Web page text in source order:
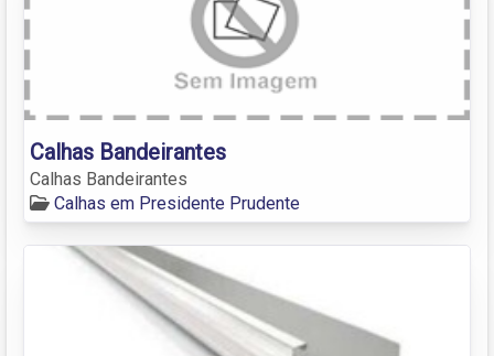
Calhas Bandeirantes
Calhas Bandeirantes
Calhas em Presidente Prudente